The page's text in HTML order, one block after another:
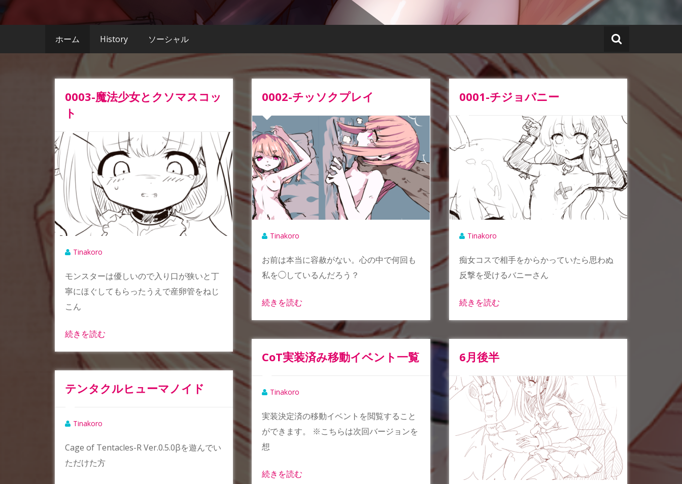
ホーム History ソーシャル
0003-魔法少女とクソマスコッ
ト
Tinakoro
モンスターは優しいので入り口が狭いと丁
寧にほぐしてもらったうえで産卵管をねじ
こん
続きを読む
0002-チッソクプレイ
Tinakoro
お前は本当に容赦がない。心の中で何回も
私を◯しているんだろう？
続きを読む
0001-チジョバニー
Tinakoro
痴女コスで相手をからかっていたら思わぬ
反撃を受けるバニーさん
続きを読む
CoT実装済み移動イベント一覧
Tinakoro
実装決定済の移動イベントを閲覧すること
ができます。 ※こちらは次回バージョンを
想
続きを読む
6月後半
テンタクルヒューマノイド
Tinakoro
Cage of Tentacles-R Ver.0.5.0βを遊んでい
ただけた方